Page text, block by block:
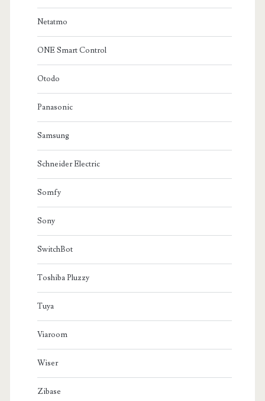
Netatmo
ONE Smart Control
Otodo
Panasonic
Samsung
Schneider Electric
Somfy
Sony
SwitchBot
Toshiba Pluzzy
Tuya
Viaroom
Wiser
Zibase